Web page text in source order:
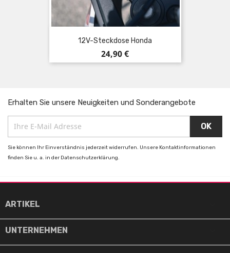
12V-Steckdose Honda
Preis
24,90 €
Erhalten Sie unsere Neuigkeiten und Sonderangebote
Sie können Ihr Einverständnis jederzeit widerrufen. Unsere Kontaktinformationen
finden Sie u. a. in der Datenschutzerklärung.
ARTIKEL
UNTERNEHMEN